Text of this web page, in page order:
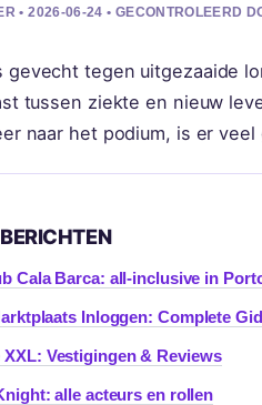
• 2026-06-24 • GECONTROLEERD
gevecht tegen uitgezaaide
tussen ziekte en nieuw
naar het podium, is er veel
Cala Barca: all-inclusive in
Inloggen: Complete
Vestigingen & Reviews
alle acteurs en rollen